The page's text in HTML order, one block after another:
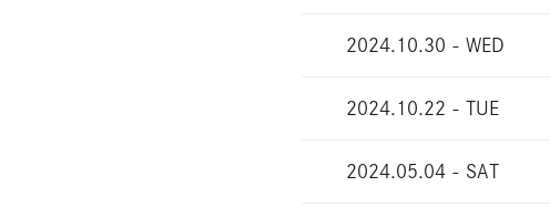
2024.10.30 - WED
2024.10.22 - TUE
2024.05.04 - SAT